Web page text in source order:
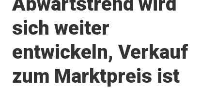
sich weiter
entwickeln, Verkauf
zum Marktpreis ist